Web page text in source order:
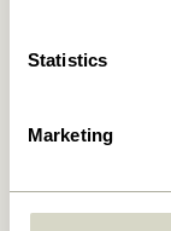
Statistics
Marketing